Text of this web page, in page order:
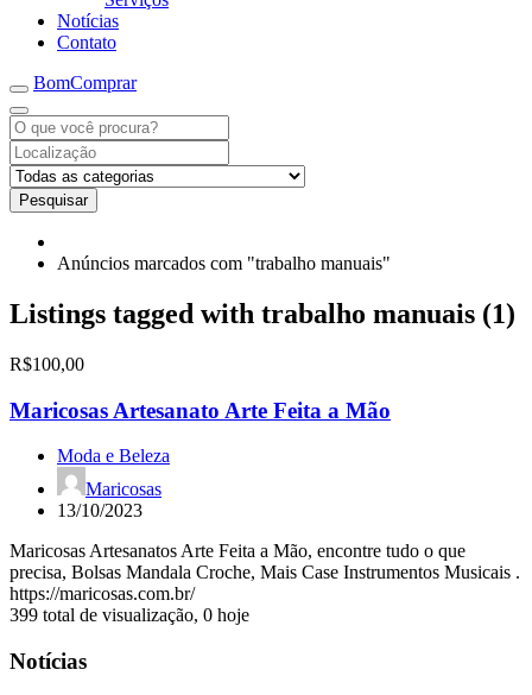
Notícias
Contato
BomComprar
Pesquisar
Anúncios marcados com "trabalho manuais"
Listings tagged with trabalho manuais (1)
R$100,00
Maricosas Artesanato Arte Feita a Mão
Moda e Beleza
Maricosas
13/10/2023
Maricosas Artesanatos Arte Feita a Mão, encontre tudo o que
precisa, Bolsas Mandala Croche, Mais Case Instrumentos Musicais .
https://maricosas.com.br/
399 total de visualização, 0 hoje
Notícias